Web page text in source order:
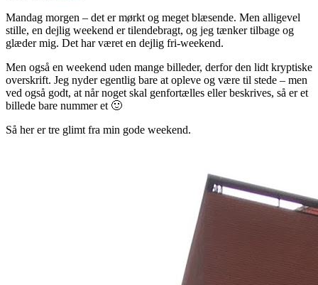
Mandag morgen – det er mørkt og meget blæsende. Men alligevel
stille, en dejlig weekend er tilendebragt, og jeg tænker tilbage og
glæder mig. Det har været en dejlig fri-weekend.
Men også en weekend uden mange billeder, derfor den lidt kryptiske
overskrift. Jeg nyder egentlig bare at opleve og være til stede – men
ved også godt, at når noget skal genfortælles eller beskrives, så er et
billede bare nummer et 🙂
Så her er tre glimt fra min gode weekend.